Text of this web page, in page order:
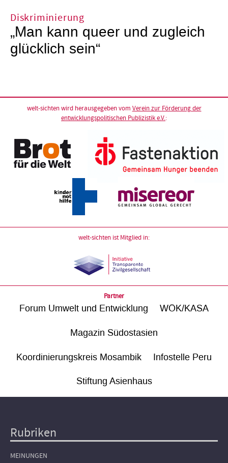
Diskriminierung
„Man kann queer und zugleich
glücklich sein“
welt-sichten wird herausgegeben vom Verein zur Förderung der
entwicklungspolitischen Publizistik e.V.:
welt-sichten ist Mitglied in:
Partner
Forum Umwelt und Entwicklung WÖK/KASA
Magazin Südostasien
Koordinierungskreis Mosambik Infostelle Peru
Stiftung Asienhaus
Hauptnavigation
Rubriken
MEINUNGEN